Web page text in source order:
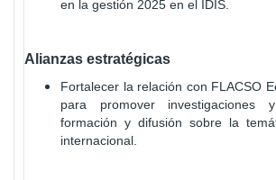
en la gestión 2025 en el IDIS.
Alianzas estratégicas
Fortalecer la relación con FLACSO
para promover investigaciones
formación y difusión sobre la
internacional.